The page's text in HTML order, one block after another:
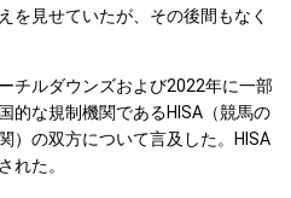
を見せていたが、その後間もなく
チルダウンズおよび2022年に一部
的な規制機関であるHISA（競馬の
）の双方について言及した。HISA
れた。